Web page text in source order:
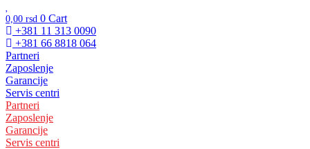
0,00 rsd 0 Cart
+381 11 313 0090
+381 66 8818 064
Partneri
Zaposlenje
Garancije
Servis centri
Partneri
Zaposlenje
Garancije
Servis centri